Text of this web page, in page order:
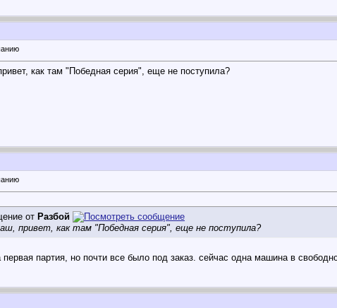
как там "Победная серия", еще не поступила?
от Разбой
привет, как там "Победная серия", еще не поступила?
первая партия, но почти все было под заказ. сейчас одна машина в